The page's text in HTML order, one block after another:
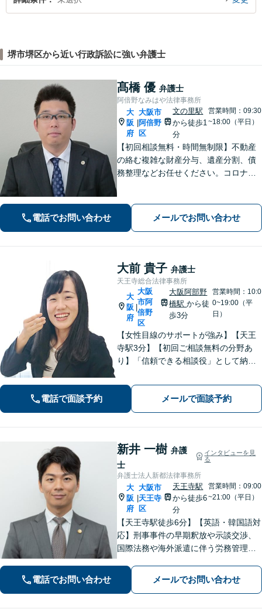
堺市堺区から近い行政訴訟に強い弁護士
髙橋 優 弁護士
阿倍野なみはや法律事務所
大
阪
府
大阪市
阿倍野
区
文の里駅
から徒歩1
分
営業時間：09:30
~18:00（平日）
【初回相談無料・時間無制限】不動産
の絡む複雑な財産分与、遺産分割、債
務整理などお任せください。コロナ禍
添い、皆さまが安心して暮らせるよ
う、全力でお守りします。
電話でお問い合わせ メールでお問い合わせ
大前 貴子 弁護士
天王寺総合法律事務所
大
阪
府
大阪
市阿
倍野
区
大阪阿部野
橋駅から徒
歩3分
営業時間：10:0
0~19:00（平
日）
【女性目線のサポートが強み】【天王
寺駅3分】【初回ご相談無料の分野あ
り】「信頼できる相談役」として納得
問題】安心して相談できる環境・関係
づくりを心がけます【借金・債務整
理】経済状況に応じて適切な解決策を
ご提案します
電話で面談予約 メールで面談予約
新井 一樹 弁護
士
インタビューを見
る
弁護士法人新都法律事務所
大
阪
府
大阪市
天王寺
区
天王寺駅
から徒歩6
分
営業時間：09:00
~21:00（平日）
【天王寺駅徒歩6分】【英語・韓国語対
応】刑事事件の早期釈放や示談交渉、
国際法務や海外派遣に伴う労務管理、
お任せください。法律のプロフェッシ
ョナルが、途を切り拓くお手伝いを致
電話でお問い合わせ メールでお問い合わせ